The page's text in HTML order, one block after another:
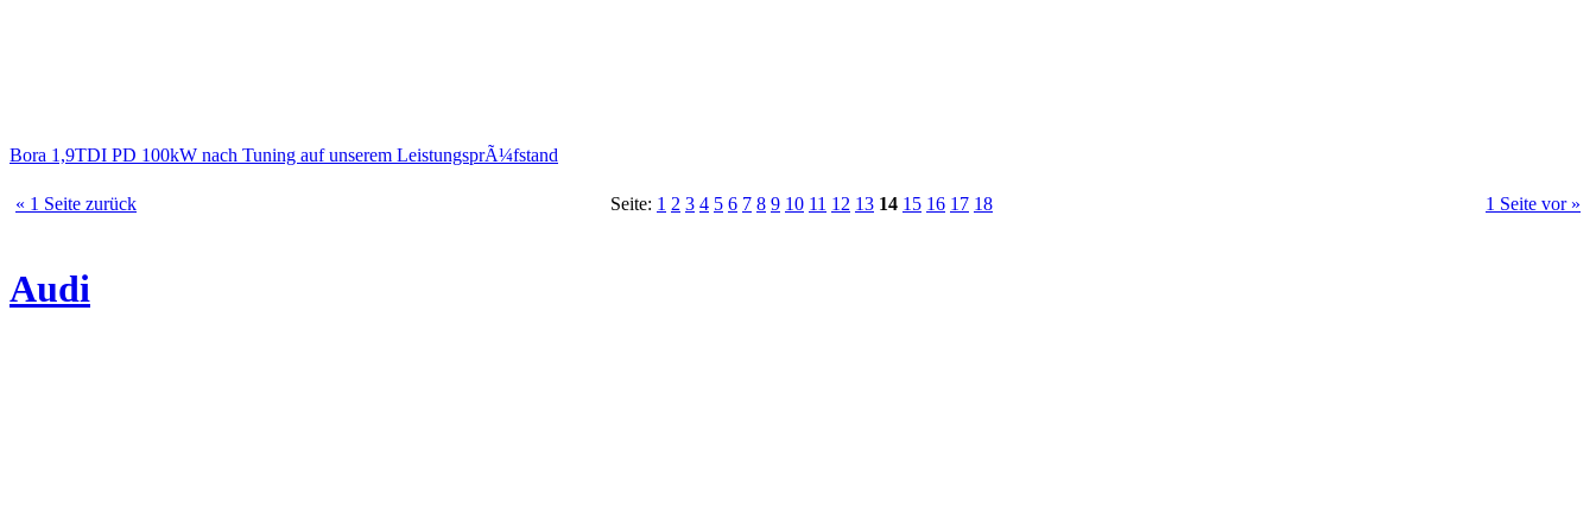
Bora 1,9TDI PD 100kW nach Tuning auf unserem LeistungsprÃ¼fstand
« 1 Seite zurück Seite: 1 2 3 4 5 6 7 8 9 10 11 12 13 14 15 16 17 18 1 Seite vor »
Audi